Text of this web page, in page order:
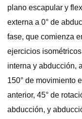
plano escapular y
externa a 0° de
fase, que comienza
ejercicios
interna y abducción,
150° de movimiento
anterior, 45° de
abducción, y